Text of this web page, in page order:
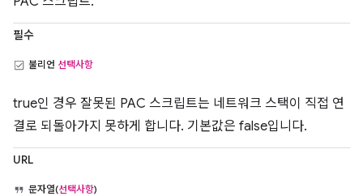
필수
불리언 선택사항
true인 경우 잘못된 PAC 스크립트는 네트워크 스택이 직접 연
결로 되돌아가지 못하게 합니다. 기본값은 false입니다.
URL
문자열(선택사항)